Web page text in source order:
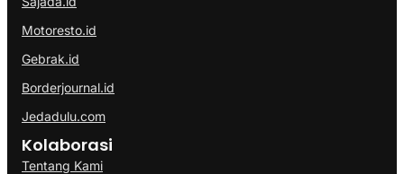
Motoresto.id
Gebrak.id
Borderjournal.id
Jedadulu.com
Kolaborasi
Tentang Kami